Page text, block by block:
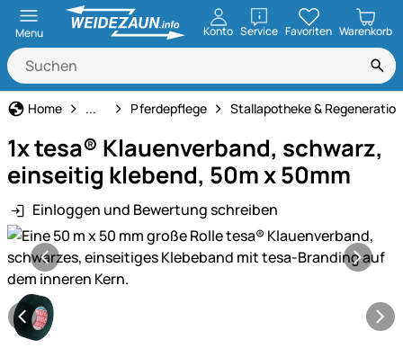
Menu Konto ServiceöffnenFavoriten Warenkorb
Home Pferdehaltung
... Pferdepflege Stallapotheke & Regeneration
1x tesa® Klauenverband, schwarz,
einseitig klebend, 50m x 50mm
Einloggen und Bewertung schreiben
Produktgalerie